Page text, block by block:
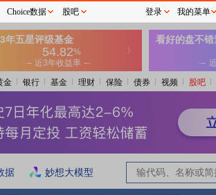
金 银行 基金 理财 保险 债券 视频 股吧
据 妙想大模型
Choice数据 股吧 登录 我的菜单